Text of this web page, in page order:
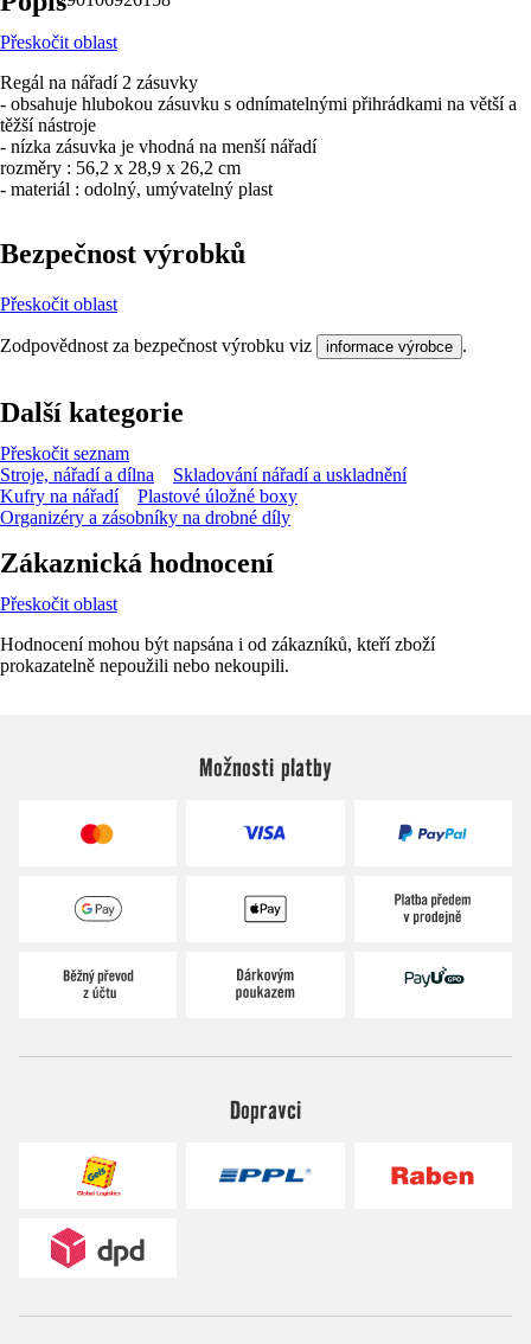
Přeskočit oblast
Regál na nářadí 2 zásuvky
- obsahuje hlubokou zásuvku s odnímatelnými přihrádkami na větší a
těžší nástroje
- nízka zásuvka je vhodná na menší nářadí
rozměry : 56,2 x 28,9 x 26,2 cm
- materiál : odolný, umývatelný plast
Bezpečnost výrobků
Přeskočit oblast
Zodpovědnost za bezpečnost výrobku viz informace výrobce .
Další kategorie
Přeskočit seznam
Stroje, nářadí a dílna
Skladování nářadí a uskladnění
Kufry na nářadí
Plastové úložné boxy
Organizéry a zásobníky na drobné díly
Zákaznická hodnocení
Přeskočit oblast
Hodnocení mohou být napsána i od zákazníků, kteří zboží
prokazatelně nepoužili nebo nekoupili.
Možnosti platby
Dopravci